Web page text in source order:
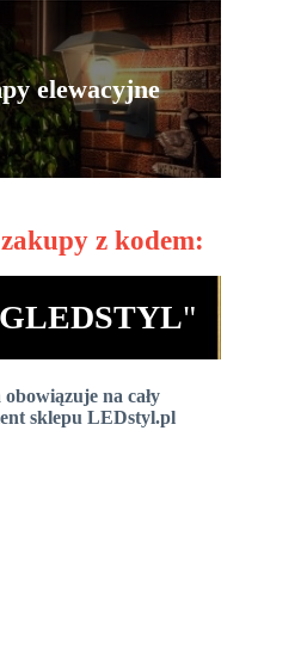
elewacyjne
z kodem:
"
na cały
sklepu LEDstyl.pl